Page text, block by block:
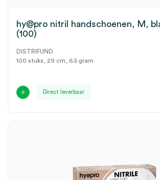
hy@pro nitril handschoenen, M,
(100)
DISTRIFUND
100 stuks, 29 cm, 6.5 gram
Direct leverbaar